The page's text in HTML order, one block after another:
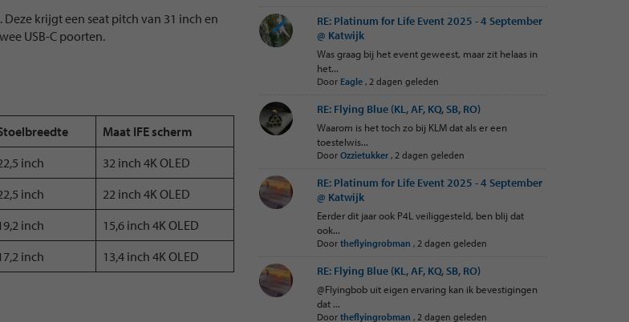
krijgt een seat pitch van 31 inch en
USB-C poorten.
Maat IFE scherm
inch
32 inch 4K OLED
inch
22 inch 4K OLED
inch
15,6 inch 4K OLED
inch 13,4 inch 4K OLED
RE: Platinum for Life Event 2025 - 4 September
@ Katwijk
Was graag bij het event geweest, maar zit helaas in
het...
Door Eagle, 2 dagen geleden
RE: Flying Blue (KL, AF, KQ, SB, RO)
Waarom is het toch zo bij KLM dat als er een
toestelwis...
Door Ozzietukker, 2 dagen geleden
RE: Platinum for Life Event 2025 - 4 September
@ Katwijk
Eerder dit jaar ook P4L veiliggesteld, ben blij dat
ook...
Door theflyingrobman , 2 dagen geleden
RE: Flying Blue (KL, AF, KQ, SB, RO)
@Flyingbob uit eigen ervaring kan ik bevestigingen
dat ...
Door theflyingrobman , 2 dagen geleden